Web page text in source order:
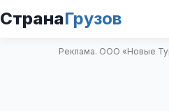
СтранаГрузов
Реклама. ООО «Новые